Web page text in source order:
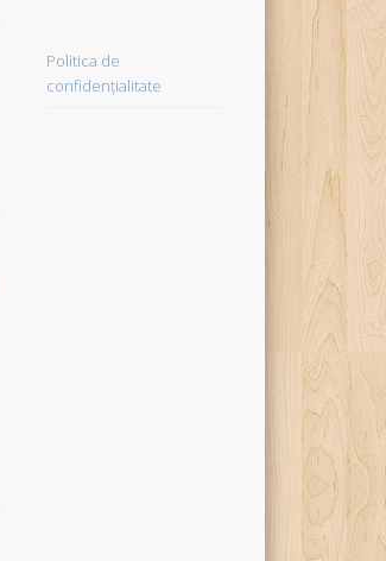
Politica de
confidențialitate